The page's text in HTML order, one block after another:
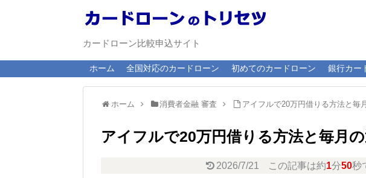
カードローン比較申込サイト
ホーム 全国対応のカードローン 初めてのカードローン 銀行カー
ホーム 消費者金融 審査 アイフルで20万円借りる方法と毎
アイフルで20万円借りる方法と毎月
2026/7/21 この記事は約1分50秒